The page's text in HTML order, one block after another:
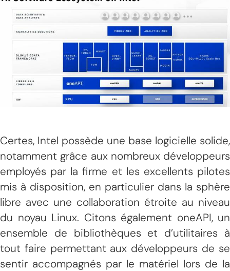
Certes, Intel possède une base logicielle solide,
notamment grâce aux nombreux développeurs
employés par la firme et les excellents pilotes
mis à disposition, en particulier dans la sphère
libre avec une collaboration étroite au niveau
du noyau Linux. Citons également oneAPI, un
ensemble de bibliothèques et d’utilitaires à
tout faire permettant aux développeurs de se
sentir accompagnés par le matériel lors de la